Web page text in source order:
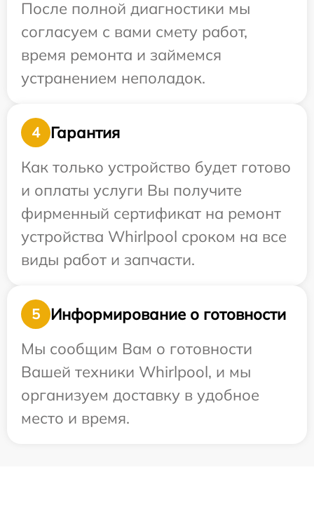
После полной диагностики мы
согласуем с вами смету работ,
время ремонта и займемся
устранением неполадок.
4
Гарантия
Как только устройство будет готово
и оплаты услуги Вы получите
фирменный сертификат на ремонт
устройства Whirlpool сроком на все
виды работ и запчасти.
5
Информирование о готовности
Мы сообщим Вам о готовности
Вашей техники Whirlpool, и мы
организуем доставку в удобное
место и время.